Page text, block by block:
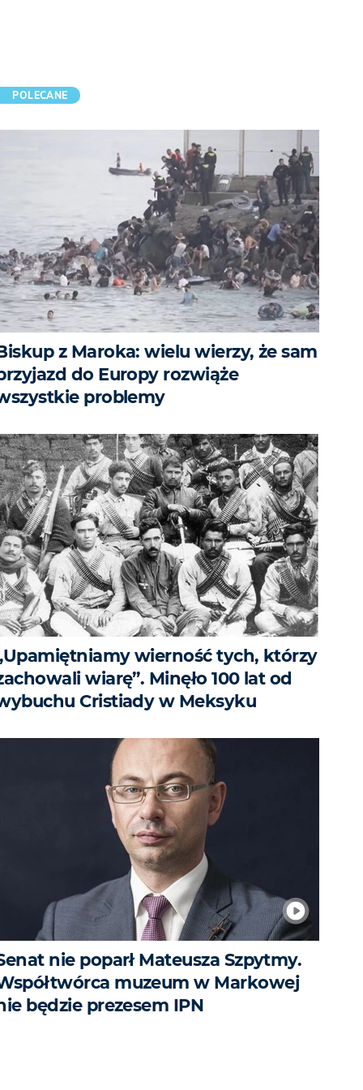
POLECANE
z Maroka: wielu wierzy, że sam
do Europy rozwiąże
problemy
wierność tych, którzy
wiarę”. Minęło 100 lat od
Cristiady w Meksyku
nie poparł Mateusza Szpytmy.
muzeum w Markowej
będzie prezesem IPN